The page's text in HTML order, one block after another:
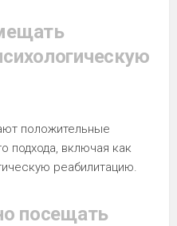
положительные
подхода, включая как
реабилитацию.
посещать